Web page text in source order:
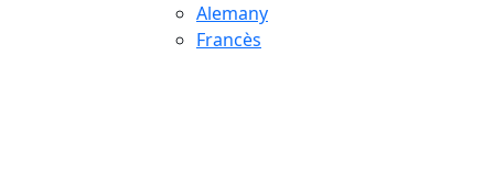
Alemany
Francès